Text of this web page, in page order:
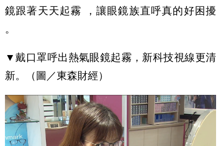
鏡跟著天天起霧 ，讓眼鏡族直呼真的好困擾
。
▼戴口罩呼出熱氣眼鏡起霧，新科技視線更清
新。（圖／東森財經）